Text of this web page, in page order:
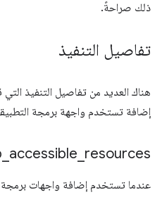
ذلك صراحةً.
تفاصيل التنفيذ
هناك العديد من تفاصيل التنفيذ
إضافة تستخدم واجهة برمجة
accessible resources